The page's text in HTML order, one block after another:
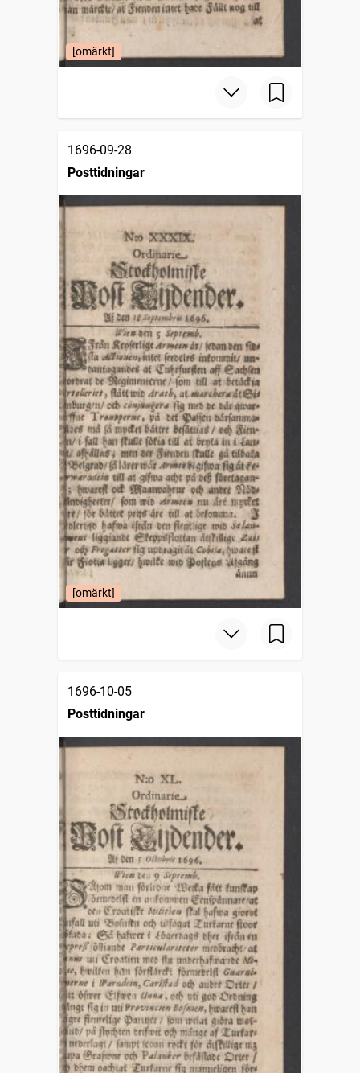
[omärkt]
1696-09-28
Posttidningar
[omärkt]
1696-10-05
Posttidningar